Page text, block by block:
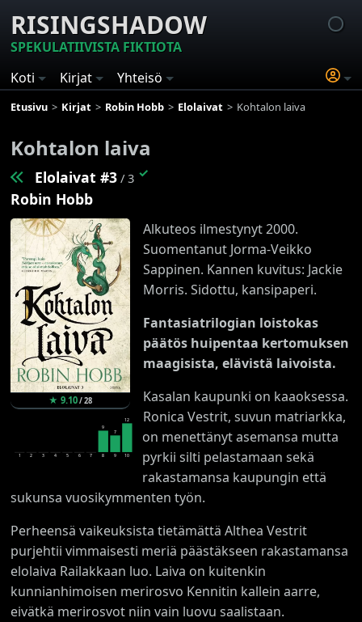
RISINGSHADOW
SPEKULATIIVISTA FIKTIOTA
Koti
Kirjat Yhteisö
Etusivu Kirjat Robin Hobb Elolaivat Kohtalon laiva
Kohtalon laiva
Elolaivat #3 / 3 ✓
Robin Hobb
★9.10/28
1 2 3 4 5 6 7
9
8
7
9
12
10
Alkuteos ilmestynyt 2000.
Suomentanut Jorma-Veikko
Sappinen. Kannen kuvitus: Jackie
Morris. Sidottu, kansipaperi.
Fantasiatrilogian loistokas
päätös huipentaa kertomuksen
maagisista, elävistä laivoista.
Kasalan kaupunki on kaaoksessa.
Ronica Vestrit, suvun matriarkka,
on menettänyt asemansa mutta
pyrkii silti pelastamaan sekä
rakastamansa kaupungin että
sukunsa vuosikymmenten työn.
Perheensä vaikeuksista tietämättä Althea Vestrit
purjehtii vimmaisesti meriä päästäkseen rakastamansa
elolaiva Railakkaan luo. Laiva on kuitenkin
kunnianhimoisen merirosvo Kennitin kallein aarre,
eivätkä merirosvot niin vain luovu saalistaan.